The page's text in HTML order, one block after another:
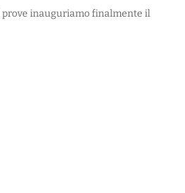
prove inauguriamo finalmente il